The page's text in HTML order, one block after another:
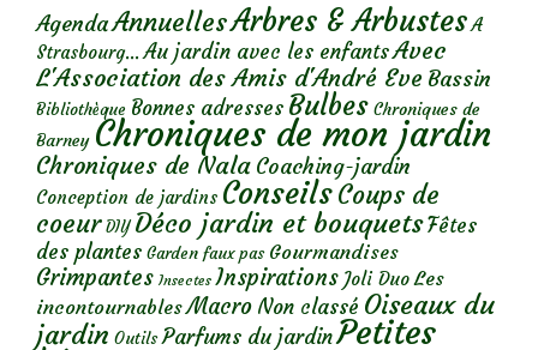
AgendaAnnuellesArbres & Arbustes A
Strasbourg... Au jardin avec les enfantsAvec
L'Association des Amis d'André Eve Bassin
Bibliothèque Bonnes adresses Bulbes Chroniques de
Barney Chroniques de mon jardin
Chroniques de Nala Coaching-jardin
Conception de jardins ConseilsCoups de
coeur DIY Déco jardin et bouquetsFêtes
des plantes Garden faux pas Gourmandises
Grimpantes Insectes Inspirations Joli Duo Les
incontournables Macro Non classé Oiseaux du
jardin Outils Parfums du jardinPetites